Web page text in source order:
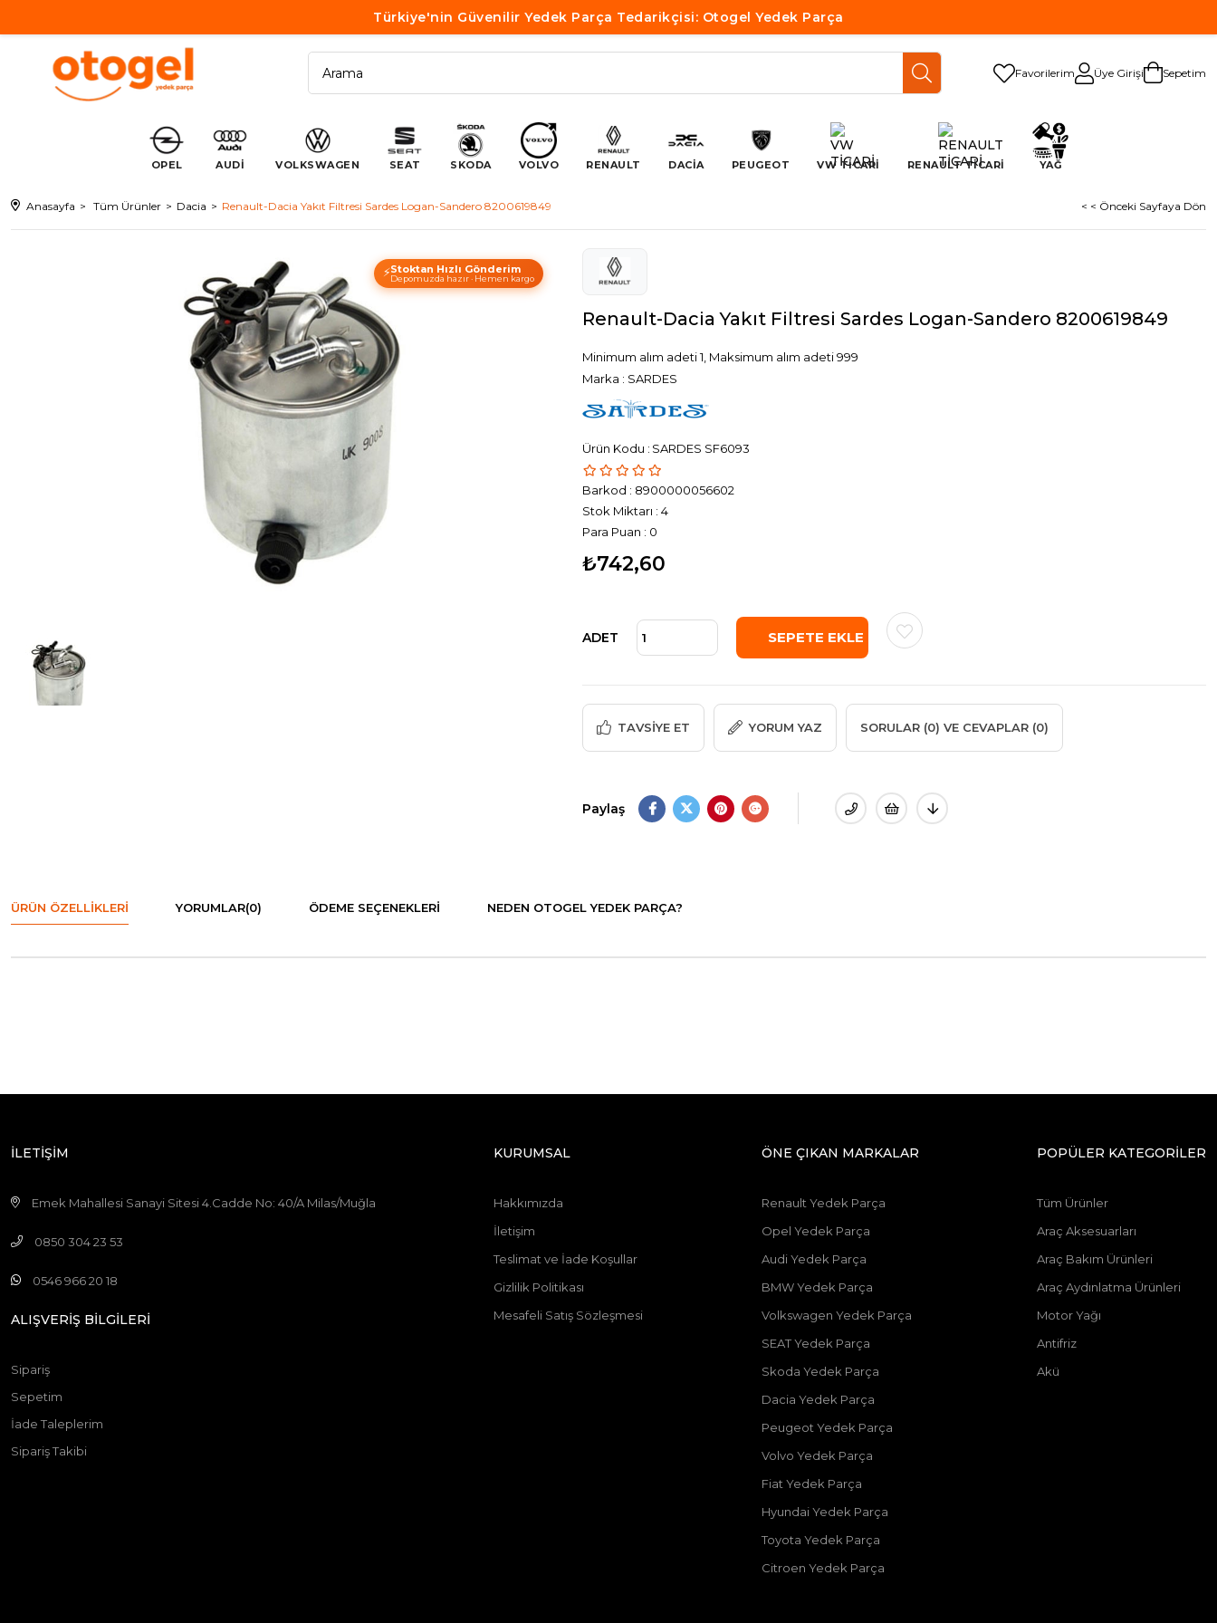
Türkiye'nin Güvenilir Yedek Parça Tedarikçisi: Otogel Yedek Parça
Favorilerim Üye Girişi Sepetim
OPEL AUDİ VOLKSWAGEN SEAT SKODA VOLVO RENAULT DACİA PEUGEOT VW TİCARİ RENAULT TİCARİ YAĞ
Anasayfa Tüm Ürünler Dacia Renault-Dacia Yakıt Filtresi Sardes Logan-Sandero 8200619849 < < Önceki Sayfaya Dön
⚡Stoktan Hızlı Gönderim
Depomuzda hazır · Hemen kargo
Renault-Dacia Yakıt Filtresi Sardes Logan-Sandero 8200619849
Minimum alım adeti 1, Maksimum alım adeti 999
Marka : SARDES
SARDES SF6093
Barkod : 8900000056602
Stok Miktarı : 4
Para Puan : 0
₺742,60
ADET
TAVSIYE ET YORUM YAZ SORULAR (0) VE CEVAPLAR (0)
Paylaş
ÜRÜN ÖZELLIKLERI YORUMLAR(0) ÖDEME SEÇENEKLERI NEDEN OTOGEL YEDEK PARÇA?
İLETİŞİM
Emek Mahallesi Sanayi Sitesi 4.Cadde No: 40/A Milas/Muğla
0850 304 23 53
0546 966 20 18
ALIŞVERİŞ BİLGİLERİ
Sipariş
Sepetim
İade Taleplerim
Sipariş Takibi
KURUMSAL
Hakkımızda
İletişim
Teslimat ve İade Koşullar
Gizlilik Politikası
Mesafeli Satış Sözleşmesi
ÖNE ÇIKAN MARKALAR
Renault Yedek Parça
Opel Yedek Parça
Audi Yedek Parça
BMW Yedek Parça
Volkswagen Yedek Parça
SEAT Yedek Parça
Skoda Yedek Parça
Dacia Yedek Parça
Peugeot Yedek Parça
Volvo Yedek Parça
Fiat Yedek Parça
Hyundai Yedek Parça
Toyota Yedek Parça
Citroen Yedek Parça
POPÜLER KATEGORİLER
Tüm Ürünler
Araç Aksesuarları
Araç Bakım Ürünleri
Araç Aydınlatma Ürünleri
Motor Yağı
Antifriz
Akü